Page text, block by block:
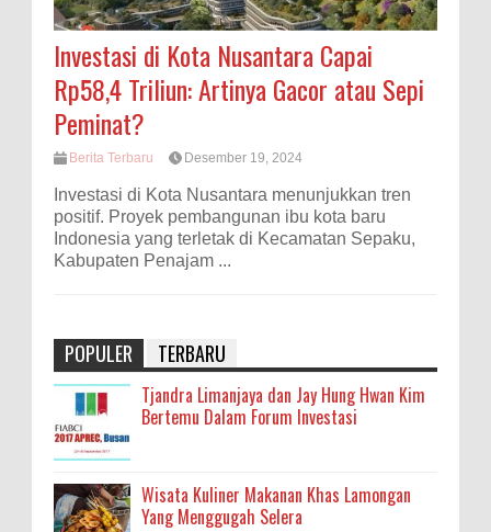
Investasi di Kota Nusantara Capai
Rp58,4 Triliun: Artinya Gacor atau Sepi
Peminat?
Berita Terbaru Desember 19, 2024
Investasi di Kota Nusantara menunjukkan tren
positif. Proyek pembangunan ibu kota baru
Indonesia yang terletak di Kecamatan Sepaku,
Kabupaten Penajam ...
POPULER TERBARU
Tjandra Limanjaya dan Jay Hung Hwan Kim
Bertemu Dalam Forum Investasi
Wisata Kuliner Makanan Khas Lamongan
Yang Menggugah Selera